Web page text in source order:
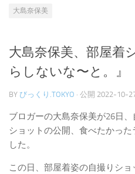
大島奈保美
大島奈保美、部屋着
らしないな〜と。』
BY びっくり.TOKYO · 公開 2022-10-
ブロガーの大島奈保美が26日
ショットの公開、食べたかっ
した。
この日、部屋着姿の自撮りシ